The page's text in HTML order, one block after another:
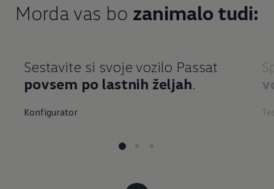
Morda vas bo zanimalo tudi:
Sestavite si svoje vozilo Passat
povsem po lastnih željah.
Konfigurator